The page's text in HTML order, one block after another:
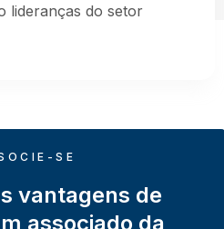
lideranças do setor
SE
vantagens de
associado da